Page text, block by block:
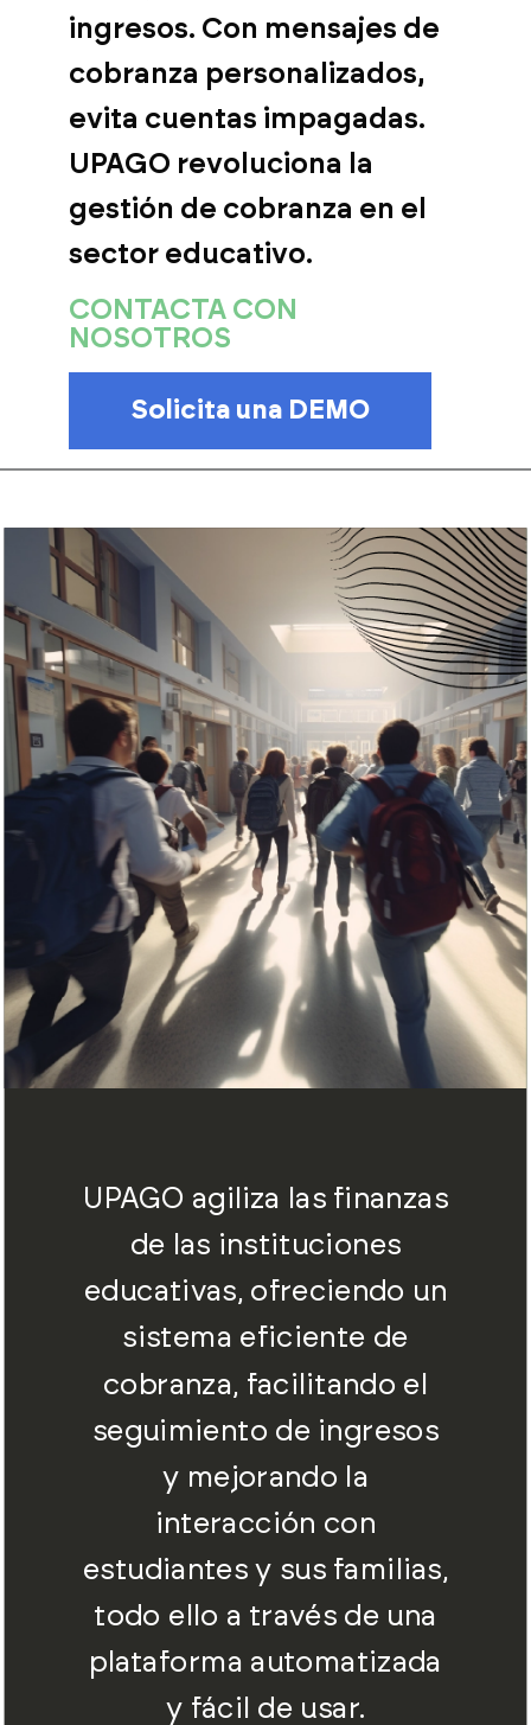
ingresos. Con mensajes de
cobranza personalizados,
evita cuentas impagadas.
UPAGO revoluciona la
gestión de cobranza en el
sector educativo.
CONTACTA CON
NOSOTROS
Solicita una DEMO
UPAGO agiliza las finanzas
de las instituciones
educativas, ofreciendo un
sistema eficiente de
cobranza, facilitando el
seguimiento de ingresos
y mejorando la
interacción con
estudiantes y sus familias,
todo ello a través de una
plataforma automatizada
y fácil de usar.